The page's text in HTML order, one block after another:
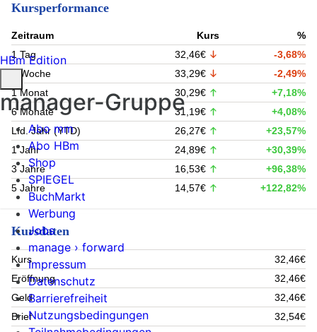
Kursperformance
Zeitraum Kurs
%
1 Tag
32,46€
-3,68%
1 Woche
33,29€
-2,49%
1 Monat
30,29€
+7,18%
6 Monate
31,19€
+4,08%
Lfd. Jahr (YTD)
26,27€
+23,57%
1 Jahr
24,89€
+30,39%
3 Jahre
16,53€
+96,38%
5 Jahre
14,57€ +122,82%
Kursdaten
Kurs
32,46€
Eröffnung
32,46€
Geld
32,46€
Brief
32,54€
HBm Edition
manager-Gruppe
Abo mm
Abo HBm
Shop
SPIEGEL
BuchMarkt
Werbung
Jobs
manage › forward
Impressum
Datenschutz
Barrierefreiheit
Nutzungsbedingungen